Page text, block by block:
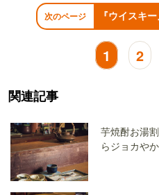
次のページ 『ウイスキー
1 2
関連記事
芋焼酎お湯
らジョカや